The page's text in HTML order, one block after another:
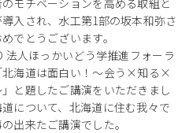
入され、水工第1部の坂本和弥さ
でとうございます。
法人ほっかいどう学推進フォーラ
北海道は面白い！～会う×知る×
と題したご講演をいただきまし
について、北海道に住む我々で
出来たご講演でした。